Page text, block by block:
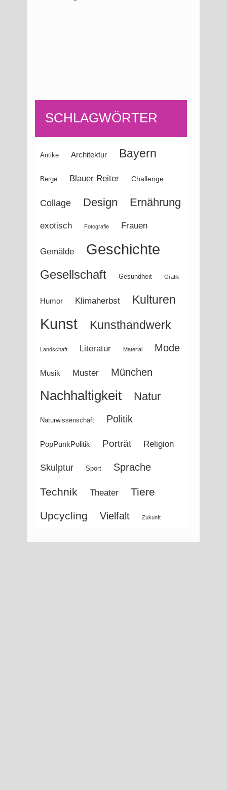
SCHLAGWÖRTER
Antike Architektur Bayern
Berge Blauer Reiter Challenge
Collage Design Ernährung
exotisch Fotografie Frauen
Gemälde Geschichte
Gesellschaft Gesundheit Grafik
Humor Klimaherbst Kulturen
Kunst Kunsthandwerk
Landschaft Literatur Material Mode
Musik Muster München
Nachhaltigkeit Natur
Naturwissenschaft Politik
PopPunkPolitik Porträt Religion
Skulptur Sport Sprache
Technik Theater Tiere
Upcycling Vielfalt Zukunft